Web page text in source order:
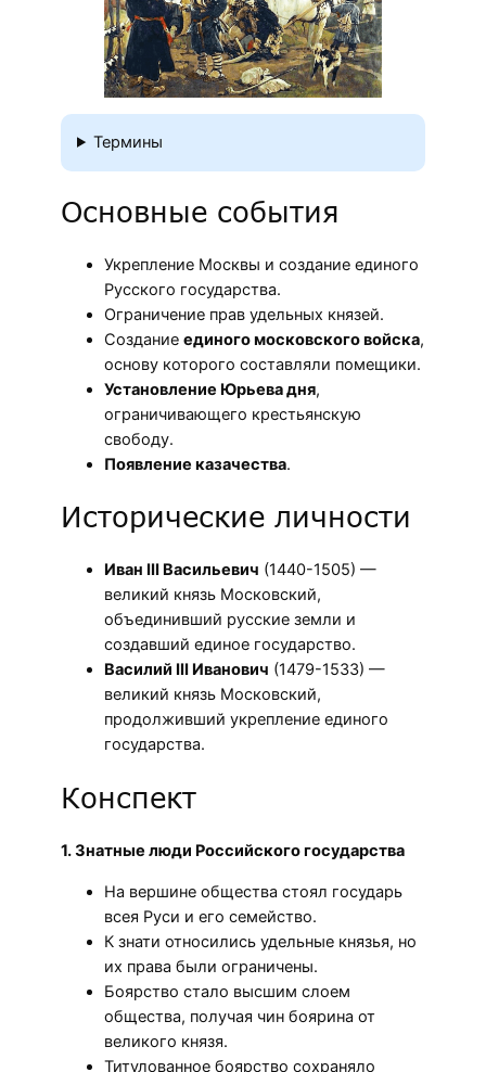
Термины
Основные события
Укрепление Москвы и создание единого
Русского государства.
Ограничение прав удельных князей.
Создание единого московского войска,
основу которого составляли помещики.
Установление Юрьева дня,
ограничивающего крестьянскую
свободу.
Появление казачества.
Исторические личности
Иван III Васильевич (1440-1505) —
великий князь Московский,
объединивший русские земли и
создавший единое государство.
Василий III Иванович (1479-1533) —
великий князь Московский,
продолживший укрепление единого
государства.
Конспект
1. Знатные люди Российского государства
На вершине общества стоял государь
всея Руси и его семейство.
К знати относились удельные князья, но
их права были ограничены.
Боярство стало высшим слоем
общества, получая чин боярина от
великого князя.
Титулованное боярство сохраняло